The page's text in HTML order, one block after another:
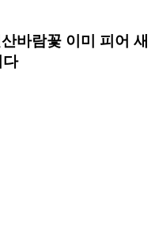
바람꽃 이미 피어 새
다